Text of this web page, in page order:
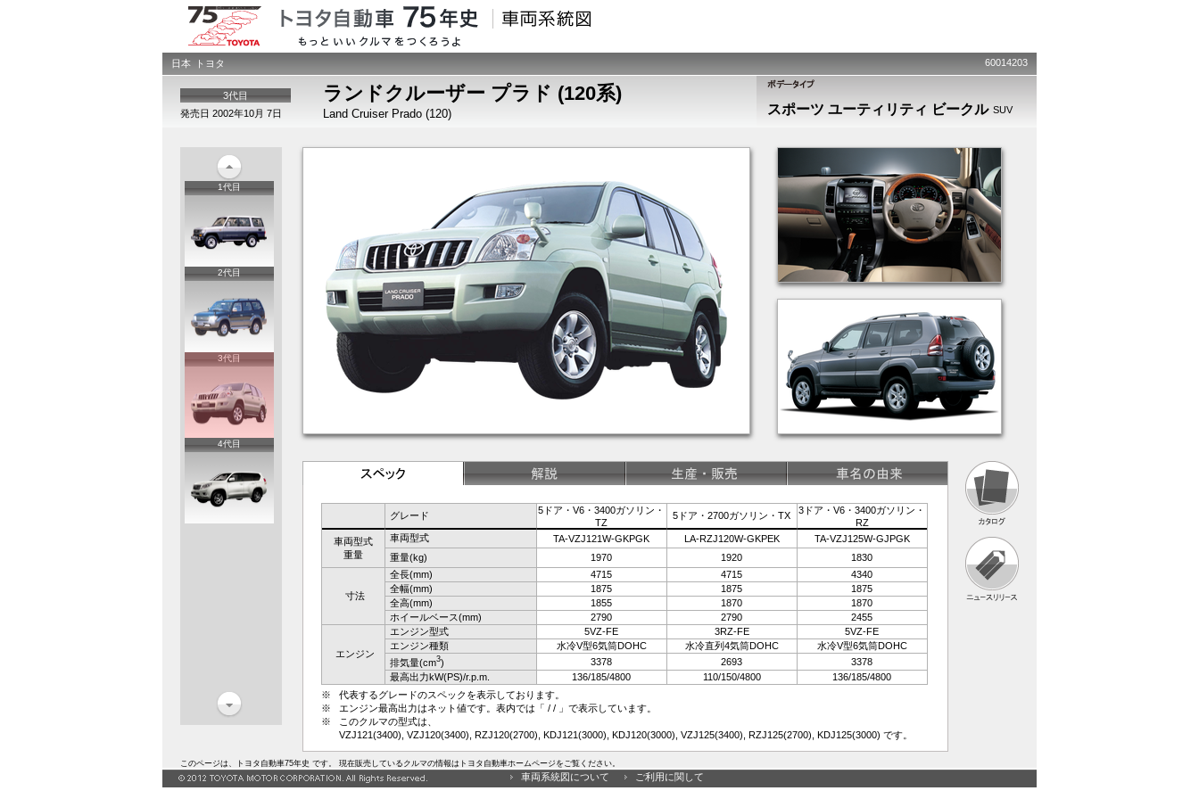
日本 トヨタ 60014203
3代目
Land Cruiser Prado (120)
ランドクルーザー プラド (120系)
発売日 2002年10月 7日 スポーツ ユーティリティ ビークル SUV
1代目
2代目
3代目
4代目
グレード
5ドア・V6・3400ガソリン・
TZ
5ドア・2700ガソリン・TX
3ドア・V6・3400ガソリン・
RZ
車両型式
重量
車両型式 TA-VZJ121W-GKPGK LA-RZJ120W-GKPEK
TA-VZJ125W-GJPGK
重量(kg)
1970 1920 1830
寸法
全長(mm) 4715 4715
4340
全幅(mm)
1875 1875
1875
全高(mm)
1855 1870
1870
ホイールベース(mm)
2790 2790 2455
エンジン
エンジン型式 5VZ-FE 3RZ-FE
5VZ-FE
エンジン種類
水冷V型6気筒DOHC 水冷直列4気筒DOHC
水冷V型6気筒DOHC
排気量(cm3) 3378 2693
3378
最高出力kW(PS)/r.p.m.
136/185/4800 110/150/4800
136/185/4800
※
代表するグレードのスペックを表示しております。
※
エンジン最高出力はネット値です。表内では「 / / 」で表示しています。
※
このクルマの型式は、
VZJ121(3400), VZJ120(3400), RZJ120(2700), KDJ121(3000), KDJ120(3000), VZJ125(3400), RZJ125(2700), KDJ125(3000) です。
このページは、トヨタ自動車75年史 です。 現在販売しているクルマの情報はトヨタ自動車ホームページをご覧ください。
車両系統図について ご利用に関して